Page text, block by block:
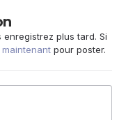
plus tard. Si
pour poster.